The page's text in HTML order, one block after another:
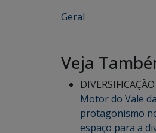
Geral
Veja
Motor do Vale
protagonismo
espaço para a